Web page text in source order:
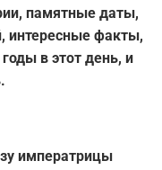
памятные даты,
интересные факты,
в этот день, и
императрицы